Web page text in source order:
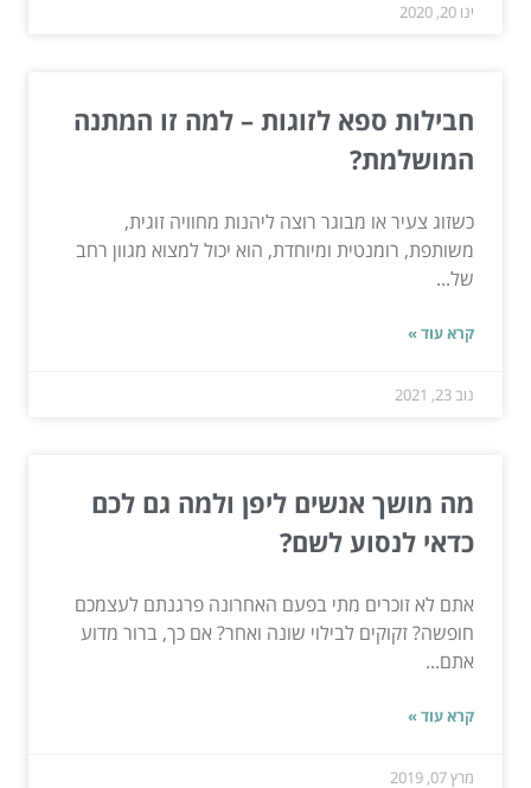
ינו 20, 2020
חבילות ספא לזוגות – למה זו המתנה
המושלמת?
כשזוג צעיר או מבוגר רוצה ליהנות מחוויה זוגית,
משותפת, רומנטית ומיוחדת, הוא יכול למצוא מגוון רחב
של...
קרא עוד »
נוב 23, 2021
מה מושך אנשים ליפן ולמה גם לכם
כדאי לנסוע לשם?
אתם לא זוכרים מתי בפעם האחרונה פרגנתם לעצמכם
חופשה? זקוקים לבילוי שונה ואחר? אם כך, ברור מדוע
אתם...
קרא עוד »
מרץ 07, 2019